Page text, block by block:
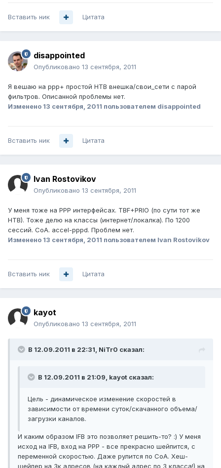
Вставить ник Цитата
disappointed
Опубликовано 13 сентября, 2011
Я вешаю на ppp+ простой HTB внешка/свои_сети с парой
фильтров. Описанной проблемы нет.
Изменено 13 сентября, 2011 пользователем disappointed
Вставить ник Цитата
Ivan Rostovikov
Опубликовано 13 сентября, 2011
У меня тоже на PPP интерфейсах. TBF+PRIO (по сути тот же
HTB). Тоже делю на классы (интернет/локалка). По 1200
сессий. CoA. accel-pppd. Проблем нет.
Изменено 13 сентября, 2011 пользователем Ivan Rostovikov
Вставить ник Цитата
kayot
Опубликовано 13 сентября, 2011
В 12.09.2011 в 22:31, NiTr0 сказал:
В 12.09.2011 в 21:09, kayot сказал:
Цель - динамическое изменение скоростей в
зависимости от времени суток/скачанного объема/
загрузки каналов.
И каким образом IFB это позволяет решить-то? :) У меня
исход на IFB, вход на PPP - все прекрасно шейпится, с
переменной скоростью. Даже рулится по CoA. Хеш-
шейпер на 3к адресов (на каждый адрес по 3 класса!) на